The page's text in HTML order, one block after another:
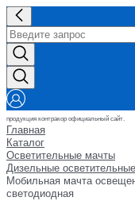
продукция контракор официальный сайт.
Главная
Каталог
Осветительные мачты
Дизельные
Мобильная мачта
светодиодная